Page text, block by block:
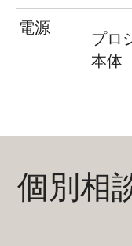
電源
プロ
本体
個別相